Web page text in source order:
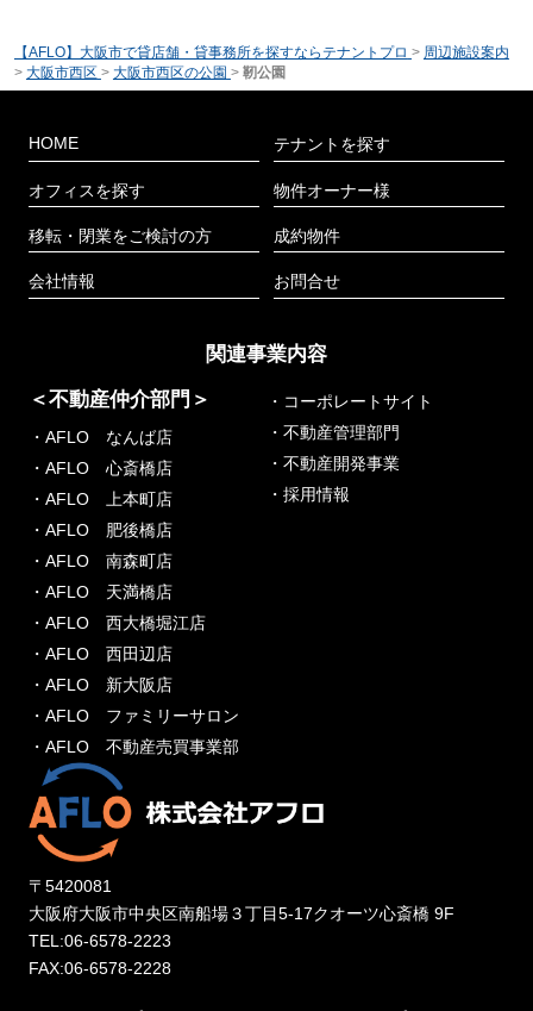
【AFLO】大阪市で貸店舗・貸事務所を探すならテナントプロ > 周辺施設案内
> 大阪市西区 > 大阪市西区の公園 > 靭公園
HOME
オフィスを探す
移転・閉業をご検討の方
会社情報
テナントを探す
物件オーナー様
成約物件
お問合せ
関連事業内容
＜不動産仲介部門＞
・AFLO なんば店
・AFLO 心斎橋店
・AFLO 上本町店
・AFLO 肥後橋店
・AFLO 南森町店
・AFLO 天満橋店
・AFLO 西大橋堀江店
・AFLO 西田辺店
・AFLO 新大阪店
・AFLO ファミリーサロン
・AFLO 不動産売買事業部
・コーポレートサイト
・不動産管理部門
・不動産開発事業
・採用情報
〒5420081
大阪府大阪市中央区南船場３丁目5-17クオーツ心斎橋 9F
TEL:06-6578-2223
FAX:06-6578-2228